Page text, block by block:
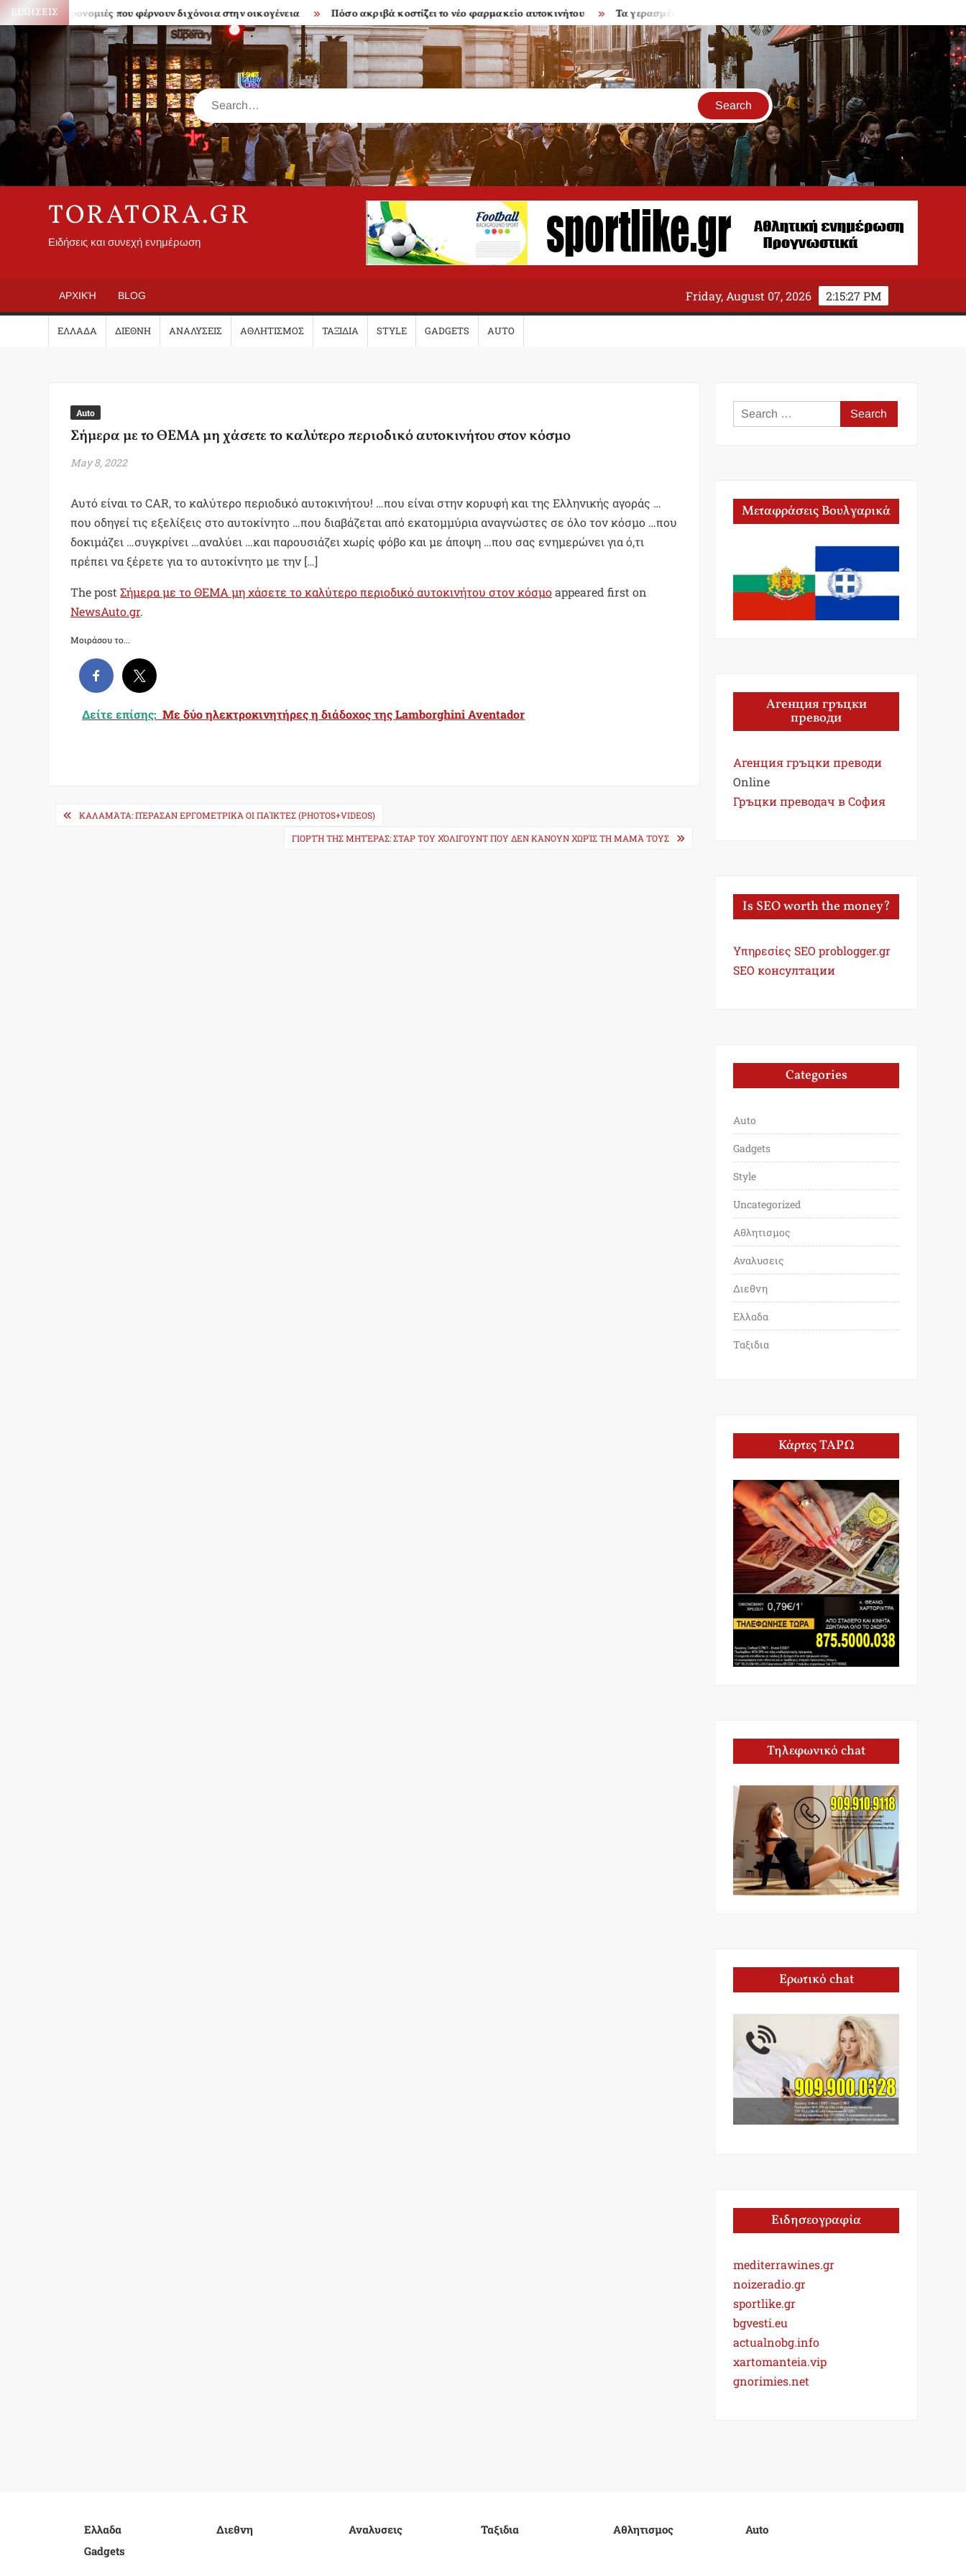
Skip
to
content
ΕΙΔΉΣΕΙΣ
Κληρονομιές που φέρνουν διχόνοια στην οικογένεια Πόσο ακριβά κοστίζει το νέο φαρμακείο αυτοκινήτου Τα γερασμένα μπαλκόνια κρύβουν παγίδες
Search
TORATORA.GR
Ειδήσεις και συνεχή ενημέρωση
ΑΡΧΙΚΉ BLOG 2:15:27 PM
Friday, August 07, 2026
ΕΛΛΑΔΑ ΔΙΕΘΝΗ ΑΝΑΛΥΣΕΙΣ ΑΘΛΗΤΙΣΜΟΣ ΤΑΞΙΔΙΑ STYLE GADGETS AUTO
Auto
Σήμερα με το ΘΕΜΑ μη χάσετε το καλύτερο περιοδικό αυτοκινήτου στον κόσμο
May 8, 2022
Αυτό είναι το CAR, το καλύτερο περιοδικό αυτοκινήτου! …που είναι στην κορυφή και της Ελληνικής αγοράς …
που οδηγεί τις εξελίξεις στο αυτοκίνητο …που διαβάζεται από εκατομμύρια αναγνώστες σε όλο τον κόσμο …που
δοκιμάζει …συγκρίνει …αναλύει …και παρουσιάζει χωρίς φόβο και με άποψη …που σας ενημερώνει για ό,τι
πρέπει να ξέρετε για το αυτοκίνητο με την […]
The postΣήμερα με το ΘΕΜΑ μη χάσετε το καλύτερο περιοδικό αυτοκινήτου στον κόσμοappeared first on
NewsAuto.gr.
Μοιράσου το...
Δείτε επίσης: Με δύο ηλεκτροκινητήρες η διάδοχος της Lamborghini Aventador
PostΚΑΛΑΜΆΤΑ: ΠΈΡΑΣΑΝ ΕΡΓΟΜΕΤΡΙΚΆ ΟΙ ΠΑΊΚΤΕΣ (PHOTOS+VIDEOS)
ΓΙΟΡΤΉ ΤΗΣ ΜΗΤΈΡΑΣ: ΣΤΑΡ ΤΟΥ ΧΌΛΙΓΟΥΝΤ ΠΟΥ ΔΕΝ ΚΆΝΟΥΝ ΧΩΡΊΣ ΤΗ ΜΑΜΆ ΤΟΥΣ
Search
for:
Μεταφράσεις Βουλγαρικά
Агенция гръцки
преводи
Агенция гръцки преводи
Online
Гръцки преводач в София
Is SEO worth the money?
Υπηρεσίες SEO problogger.gr
SEO консултации
Categories
Auto
Gadgets
Style
Uncategorized
Αθλητισμος
Αναλυσεις
Διεθνη
Ελλαδα
Ταξιδια
Κάρτες ΤΑΡΩ
Τηλεφωνικό chat
Ερωτικό chat
Ειδησεογραφία
mediterrawines.gr
noizeradio.gr
sportlike.gr
bgvesti.eu
actualnobg.info
xartomanteia.vip
gnorimies.net
Ελλαδα Διεθνη Αναλυσεις Ταξιδια Αθλητισμος
Auto
Gadgets